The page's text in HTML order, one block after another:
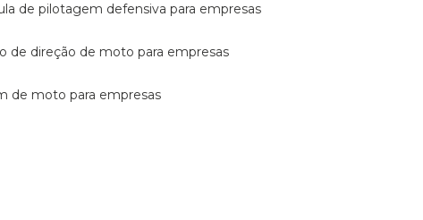
de pilotagem defensiva para empresas
de direção de moto para empresas
de moto para empresas